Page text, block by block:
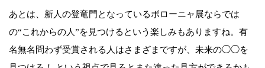
あとは、新人の登竜門となっているボローニャ展ならでは
の“これからの人”を見つけるという楽しみもありますね。有
名無名問わず受賞される人はさまざまですが、未来の◯◯を